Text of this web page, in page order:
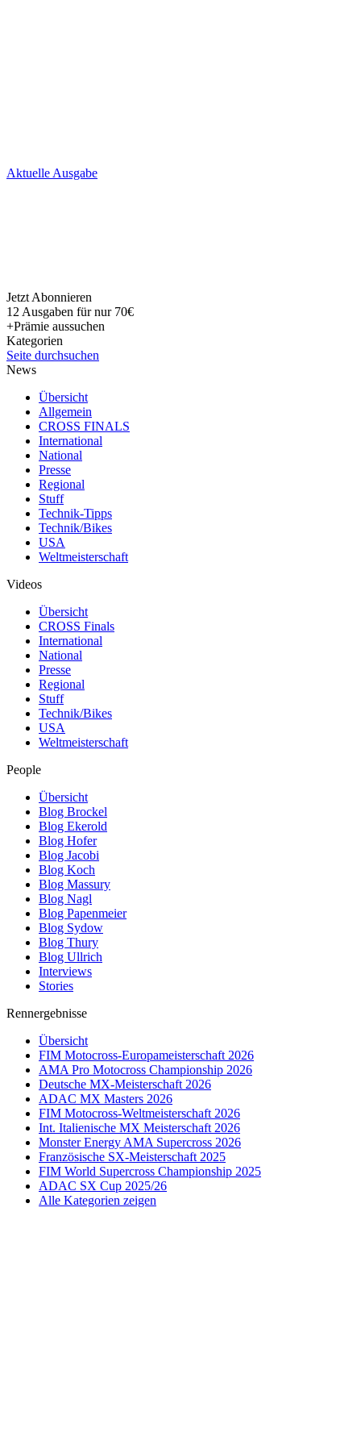
Skip
Aktuelle Ausgabe
Jetzt Abonnieren
12 Ausgaben für nur 70€
+Prämie aussuchen
Kategorien
Seite durchsuchen
News
Übersicht
Allgemein
CROSS FINALS
International
National
Presse
Regional
Stuff
Technik-Tipps
Technik/Bikes
USA
Weltmeisterschaft
Videos
Übersicht
CROSS Finals
International
National
Presse
Regional
Stuff
Technik/Bikes
USA
Weltmeisterschaft
People
Übersicht
Blog Brockel
Blog Ekerold
Blog Hofer
Blog Jacobi
Blog Koch
Blog Massury
Blog Nagl
Blog Papenmeier
Blog Sydow
Blog Thury
Blog Ullrich
Interviews
Stories
Rennergebnisse
Übersicht
FIM Motocross-Europameisterschaft 2026
AMA Pro Motocross Championship 2026
Deutsche MX-Meisterschaft 2026
ADAC MX Masters 2026
FIM Motocross-Weltmeisterschaft 2026
Int. Italienische MX Meisterschaft 2026
Monster Energy AMA Supercross 2026
Französische SX-Meisterschaft 2025
FIM World Supercross Championship 2025
ADAC SX Cup 2025/26
Alle Kategorien zeigen